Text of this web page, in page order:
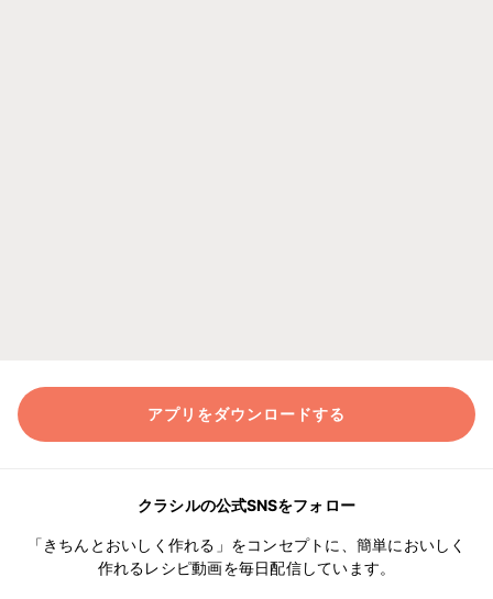
アプリをダウンロードする
クラシルの公式SNSをフォロー
「きちんとおいしく作れる」をコンセプトに、簡単においしく
作れるレシピ動画を毎日配信しています。